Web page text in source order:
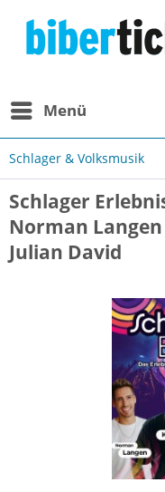
Menü
Schlager & Volksmusik
Schlager
Norman
Julian David